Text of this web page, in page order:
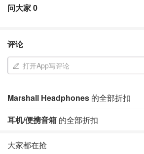
问大家0
评论
打开App写评论
Marshall Headphones 的全部折扣
耳机/便携音箱 的全部折扣
大家都在抢